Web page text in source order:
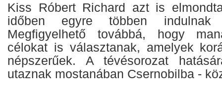
Kiss Róbert Richard azt is
időben egyre többen indulnak
Megfigyelhető továbbá, hogy
célokat is választanak, amelyek
népszerűek. A tévésorozat
utaznak mostanában Csernobilba -